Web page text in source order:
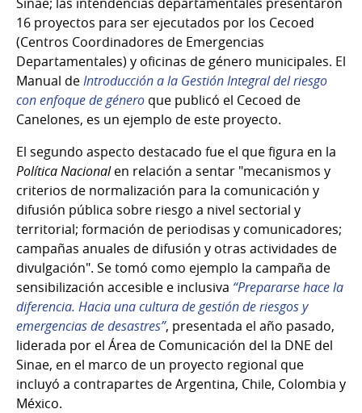
16 proyectos para ser ejecutados por los Cecoed
(Centros Coordinadores de Emergencias
Departamentales) y oficinas de género municipales. El
Manual deIntroducción a la Gestión Integral del riesgo
con enfoque de género que publicó el Cecoed de
Canelones, es un ejemplo de este proyecto.
El segundo aspecto destacado fue el que figura en la
Política Nacionalen relación a sentar "mecanismos y
criterios de normalización para la comunicación y
difusión pública sobre riesgo a nivel sectorial y
territorial; formación de periodisas y comunicadores;
campañas anuales de difusión y otras actividades de
divulgación". Se tomó como ejemplo la campaña de
sensibilización accesible e inclusiva “Prepararse hace la
diferencia. Hacia una cultura de gestión de riesgos y
emergencias de desastres”, presentada el año pasado,
liderada por el Área de Comunicación del la DNE del
Sinae, en el marco de un proyecto regional que
incluyó a contrapartes de Argentina, Chile, Colombia y
México.